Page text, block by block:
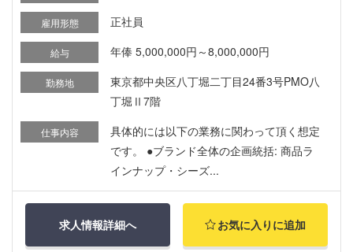
雇用形態 正社員
給与 年俸 5,000,000円～8,000,000円
勤務地
東京都中央区八丁堀二丁目24番3号PMO八
丁堀Ⅱ7階
仕事内容
具体的には以下の業務に関わって頂く想定
です。 ●ブランド全体の企画統括: 商品ラ
インナップ・シーズ...
求人情報詳細へ お気に入りに追加